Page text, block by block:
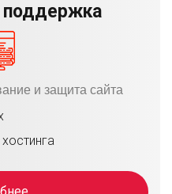
поддержка
и защита сайта